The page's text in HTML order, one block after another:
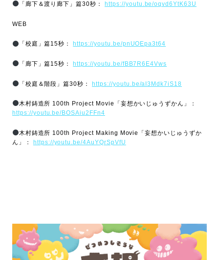
「廊下＆渡り廊下」篇30秒： https://youtu.be/oqvd6YtK63U
WEB
「校庭」篇15秒： https://youtu.be/pnUOEpa3t64
「廊下」篇15秒： https://youtu.be/fBB7R6E4Vws
「校庭＆階段」篇30秒：https://youtu.be/aI3Mdk7iS18
木村鋳造所 100th Project Movie「妄想かいじゅうずかん」：
https://youtu.be/BOSAiu2FFn4
木村鋳造所 100th Project Making Movie「妄想かいじゅうずか
ん」： https://youtu.be/4AuYQrSpVfU